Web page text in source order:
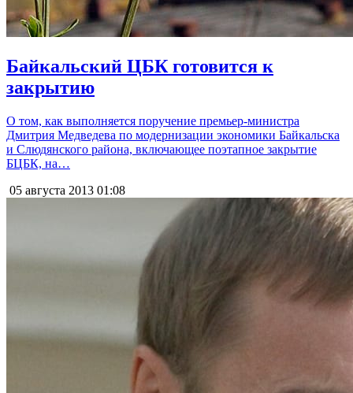
Байкальский ЦБК готовится к
закрытию
О том, как выполняется поручение премьер-министра
Дмитрия Медведева по модернизации экономики Байкальска
и Слюдянского района, включающее поэтапное закрытие
БЦБК, на…
05 августа 2013 01:08